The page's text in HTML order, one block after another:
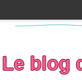
Le blog